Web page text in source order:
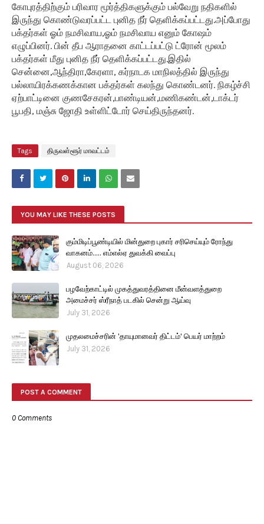
கோபுரத்திற்கும் பரிவார மூர்த்திகளுக்கும் பல்வேறு நதிகளில்
இருந்து கொண்டுவரப்பட்ட புனித நீர் தெளிக்கப்பட்டது.அப்போது
பக்தர்கள் ஓம் நமசிவாய,ஓம் நமசிவாய எனும் கோஷம்
எழுப்பினர். பின் தீப ஆராதனை காட்டப்பட்டு ட்ரோன் மூலம்
பக்தர்கள் மீது புனித நீர் தெளிக்கப்பட்டது.இதில்
சென்னை,ஆந்திரா,கேரளா, கர்நாடக மாநிலத்தில் இருந்து
பல்லாயிரக்கணக்கான பக்தர்கள் கலந்து கொண்டனர். நிகழ்ச்சி
ஏற்பாட்டினை குணசேகரன்,பாண்டியன்,மணிகண்டன்,டாக்டர்
பூபதி, மஞ்சு ஜோதி உள்ளிட்டோர் செய்திருந்தனர்.
Tags திருவள்ளூர் மாவட்டம்
YOU MAY LIKE THESE POSTS
கும்மிடிப்பூண்டியில் மின்துறை புகார் சரிசெய்யும் ரோந்து
வாகனம்..... எம்எல்ஏ துவக்கி வைப்பு
August 06, 2026
பழவேற்காட்டில் முகத்துவரத்தினை மீன்வளத்துறை
அமைச்சர் ஸ்ரீநாத் படகில் சென்று ஆய்வு
July 31, 2026
முதலமைச்சரின் 'தாயுமானவர் திட்டம்' பெயர் மாற்றம்
July 31, 2026
POST A COMMENT
0 Comments